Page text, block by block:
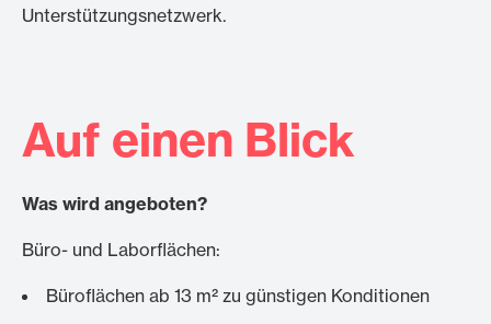
Unterstützungsnetzwerk.
Auf einen Blick
Was wird angeboten?
Büro- und Laborflächen:
Büroflächen ab 13 m² zu günstigen Konditionen